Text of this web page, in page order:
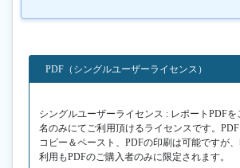
PDF（シングルユーザーライセンス）
シングルユーザーライセンス : レポートPDFを
名のみにてご利用頂けるライセンスです。
コピー＆ペースト、PDFの印刷は可能ですが
利用もPDFのご購入者のみに限定されます。